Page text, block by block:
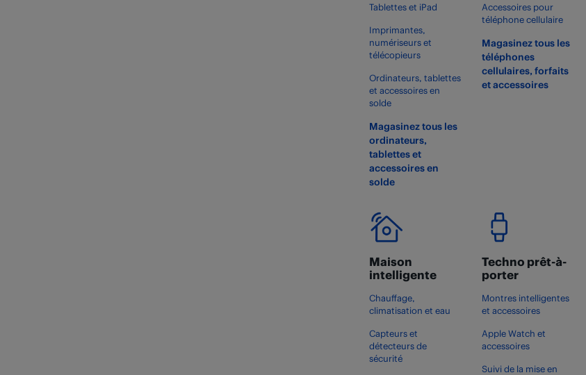
Tablettes et iPad
Imprimantes,
numériseurs et
télécopieurs
Ordinateurs, tablettes
et accessoires en
solde
Magasinez tous les
ordinateurs,
tablettes et
accessoires en
solde
Accessoires pour
téléphone cellulaire
Magasinez tous les
téléphones
cellulaires, forfaits
et accessoires
Maison
intelligente
Chauffage,
climatisation et eau
Capteurs et
détecteurs de
sécurité
Techno prêt-à-
porter
Montres intelligentes
et accessoires
Apple Watch et
accessoires
Suivi de la mise en